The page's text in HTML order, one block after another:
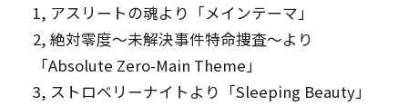
1, アスリートの魂より「メインテーマ」
2, 絶対零度～未解決事件特命捜査～より
「Absolute Zero-Main Theme」
3, ストロベリーナイトより「Sleeping Beauty」